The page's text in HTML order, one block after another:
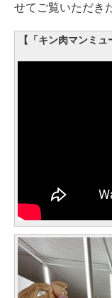
せてご覧いただき
【「キン肉マンミ